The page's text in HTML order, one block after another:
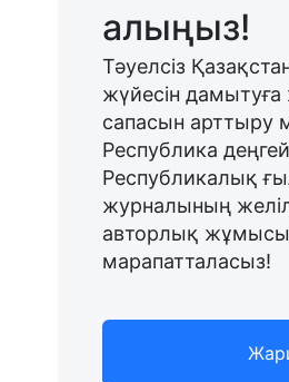
алыңыз!
Тәуелсіз
жүйесін дамытуға
сапасын арттыру
Республика
Республикалық
журналының
авторлық
марапатталасыз!